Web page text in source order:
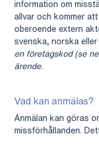
information om
allvar och kommer
oberoende extern
svenska, norska
en företagskod (se
ärende.
Vad kan anmälas?
Anmälan kan göras
missförhållanden.